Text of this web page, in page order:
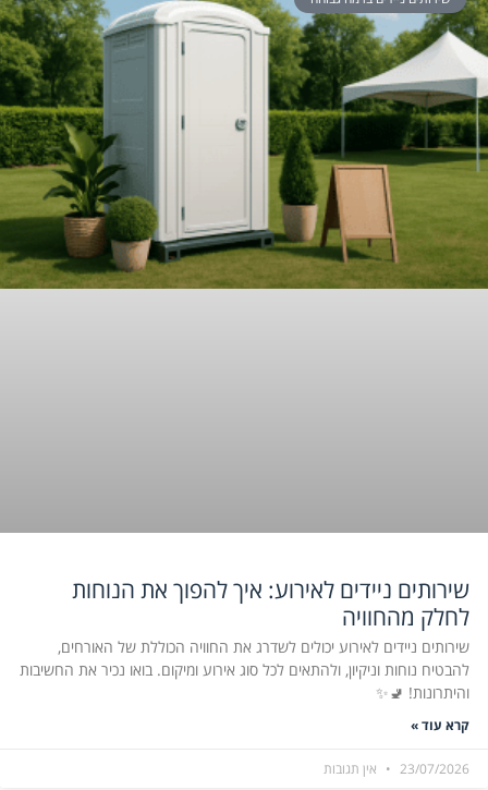
שירותים ניידים לאירוע: איך להפוך את הנוחות
לחלק מהחוויה
שירותים ניידים לאירוע יכולים לשדרג את החוויה הכוללת של האורחים,
להבטיח נוחות וניקיון, ולהתאים לכל סוג אירוע ומיקום. בואו נכיר את החשיבות
והיתרונות! 🚽✨
קרא עוד »
23/07/2026 אין תגובות